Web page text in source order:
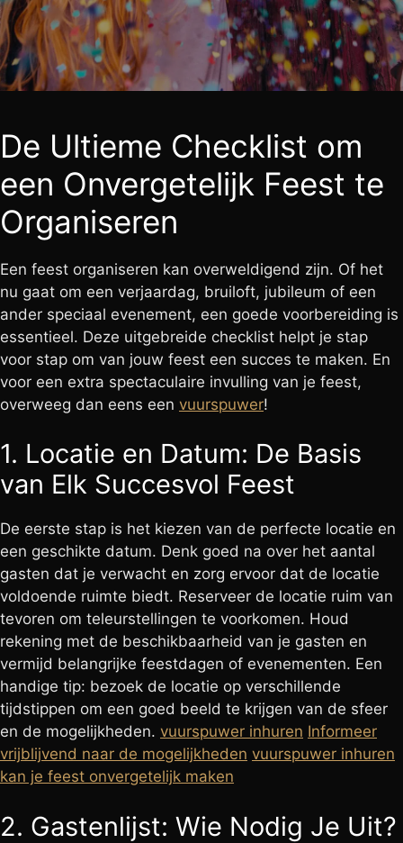
De Ultieme Checklist om
een Onvergetelijk Feest te
Organiseren
Een feest organiseren kan overweldigend zijn. Of het
nu gaat om een verjaardag, bruiloft, jubileum of een
ander speciaal evenement, een goede voorbereiding is
essentieel. Deze uitgebreide checklist helpt je stap
voor stap om van jouw feest een succes te maken. En
voor een extra spectaculaire invulling van je feest,
overweeg dan eens een vuurspuwer!
1. Locatie en Datum: De Basis
van Elk Succesvol Feest
De eerste stap is het kiezen van de perfecte locatie en
een geschikte datum. Denk goed na over het aantal
gasten dat je verwacht en zorg ervoor dat de locatie
voldoende ruimte biedt. Reserveer de locatie ruim van
tevoren om teleurstellingen te voorkomen. Houd
rekening met de beschikbaarheid van je gasten en
vermijd belangrijke feestdagen of evenementen. Een
handige tip: bezoek de locatie op verschillende
tijdstippen om een goed beeld te krijgen van de sfeer
en de mogelijkheden. vuurspuwer inhuren Informeer
vrijblijvend naar de mogelijkheden vuurspuwer inhuren
kan je feest onvergetelijk maken
2. Gastenlijst: Wie Nodig Je Uit?